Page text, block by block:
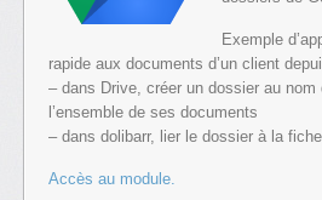
Exemple
rapide aux documents d’un client
– dans Drive, créer un dossier au
l’ensemble de ses documents
– dans dolibarr, lier le dossier à la
Accès au module.